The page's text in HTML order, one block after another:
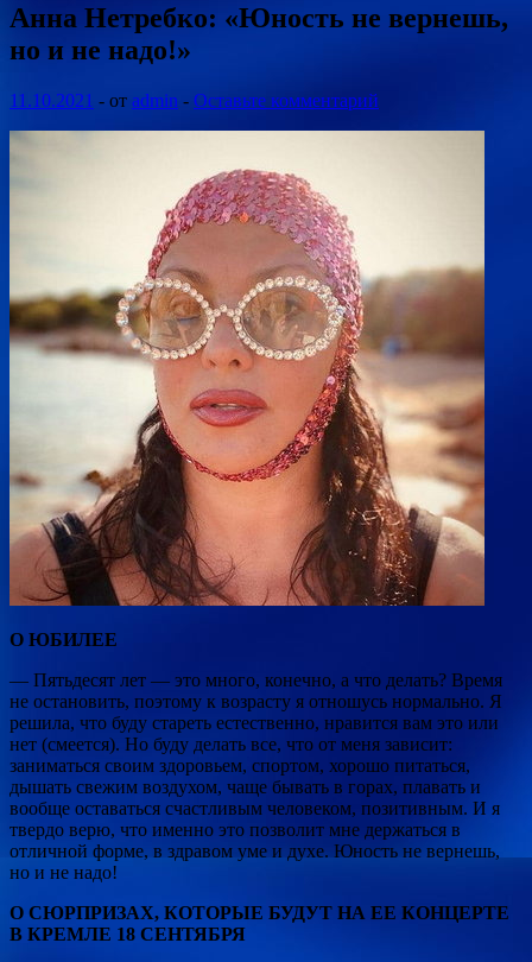
Анна Нетребко: «Юность не вернешь,
но и не надо!»
11.10.2021 - от admin - Оставьте комментарий
О ЮБИЛЕЕ
— Пятьдесят лет — это много, конечно, а что делать? Время
не остановить, поэтому к возрасту я отношусь нормально. Я
решила, что буду стареть естественно, нравится вам это или
нет (смеется). Но буду делать все, что от меня зависит:
заниматься своим здоровьем, спортом, хорошо питаться,
дышать свежим воздухом, чаще бывать в горах, плавать и
вообще оставаться счастливым человеком, позитивным. И я
твердо верю, что именно это позволит мне держаться в
отличной форме, в здравом уме и духе. Юность не вернешь,
но и не надо!
О СЮРПРИЗАХ, КОТОРЫЕ БУДУТ НА ЕЕ КОНЦЕРТЕ
В КРЕМЛЕ 18 СЕНТЯБРЯ